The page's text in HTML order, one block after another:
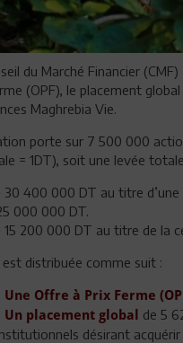
du Marché Financier
(OPF), le placement
Maghrebia Vie.
porte sur 7 500 000
= 1DT), soit une levée
30 400 000 DT au titre
000 000 DT.
15 200 000 DT au titre de la
est distribuée comme suit :
Une Offre à Prix Ferme
Un placement global
de 5
désirant